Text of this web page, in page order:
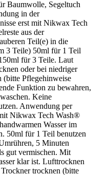
Baumwolle, Segeltuch
in der
erst mit Nikwax Tech
aus der
Teil(e) in die
3 Teile) 50ml für 1 Teil
für 3 Teile. Laut
oder bei niedriger
(bitte Pflegehinweise
Funktion zu bewahren,
Keine
Anwendung per
Nikwax Tech Wash®
Wasser im
50ml für 1 Teil benutzen
5 Minuten
gut vermischen. Mit
klar ist. Lufttrocknen
trocknen (bitte